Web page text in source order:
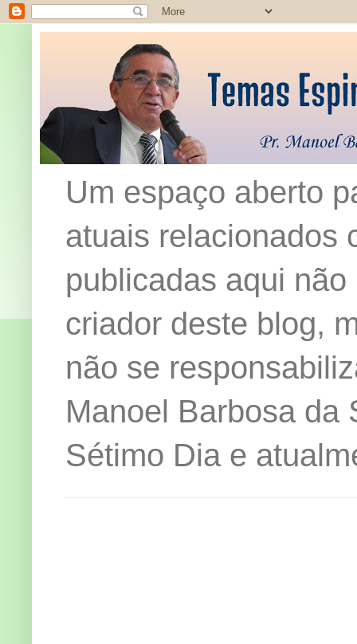
Um espaço aberto
atuais relacionados
publicadas aqui
criador deste blog,
não se
Manoel Barbosa da
Sétimo Dia e